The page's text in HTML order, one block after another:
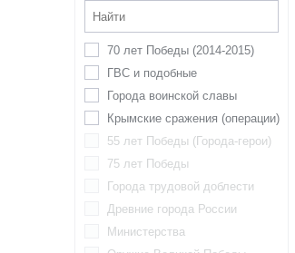
70 лет Победы (2014-2015)
ГВС и подобные
Города воинской славы
Крымские сражения (операции)
55 лет Победы (Города-герои)
75 лет Победы
Города трудовой доблести
Древние города России
Министерства